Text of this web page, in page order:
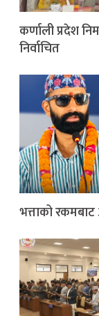
कर्णाली प्रदेश
निर्वाचित
भत्ताको